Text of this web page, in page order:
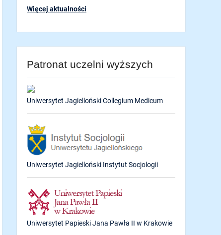
Więcej aktualności
Patronat uczelni wyższych
Uniwersytet Jagielloński Collegium Medicum
Uniwersytet Jagielloński Instytut Socjologii
Uniwersytet Papieski Jana Pawła II w Krakowie